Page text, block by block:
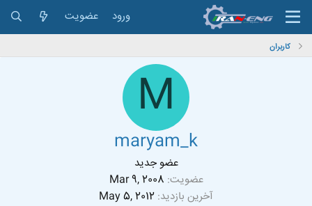
ورود عضویت
کاربران
M
maryam_k
عضو جدید
عضویت Mar 9, 2008
آخرین بازدید May 5, 2012